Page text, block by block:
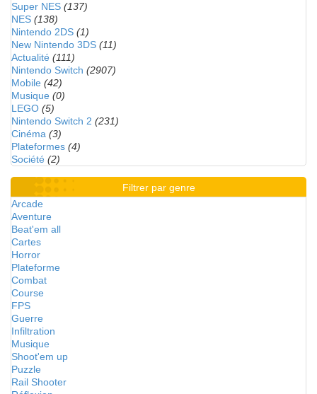
Super NES (137)
NES (138)
Nintendo 2DS (1)
New Nintendo 3DS (11)
Actualité (111)
Nintendo Switch (2907)
Mobile (42)
Musique (0)
LEGO (5)
Nintendo Switch 2 (231)
Cinéma (3)
Plateformes (4)
Société (2)
Filtrer par genre
Arcade
Aventure
Beat'em all
Cartes
Horror
Plateforme
Combat
Course
FPS
Guerre
Infiltration
Musique
Shoot'em up
Puzzle
Rail Shooter